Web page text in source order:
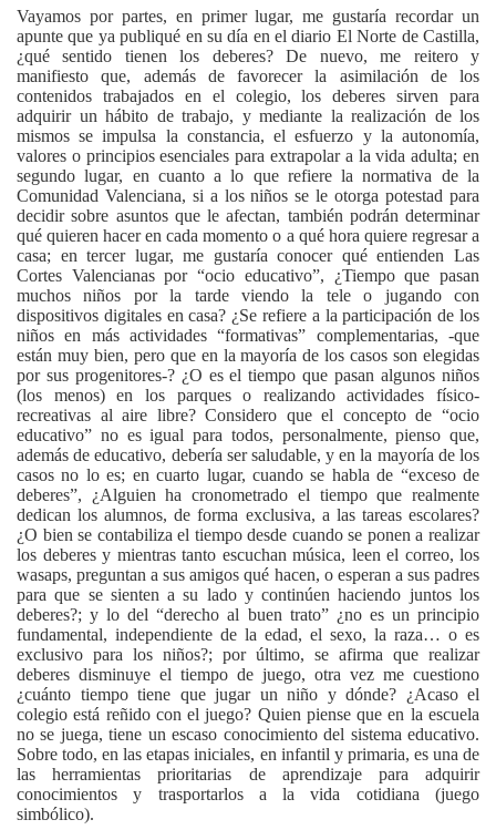
Vayamos por partes, en primer lugar, me gustaría recordar un
apunte que ya publiqué en su día en el diario El Norte de Castilla,
¿qué sentido tienen los deberes? De nuevo, me reitero y
manifiesto que, además de favorecer la asimilación de los
contenidos trabajados en el colegio, los deberes sirven para
adquirir un hábito de trabajo, y mediante la realización de los
mismos se impulsa la constancia, el esfuerzo y la autonomía,
valores o principios esenciales para extrapolar a la vida adulta; en
segundo lugar, en cuanto a lo que refiere la normativa de la
Comunidad Valenciana, si a los niños se le otorga potestad para
decidir sobre asuntos que le afectan, también podrán determinar
qué quieren hacer en cada momento o a qué hora quiere regresar a
casa; en tercer lugar, me gustaría conocer qué entienden Las
Cortes Valencianas por “ocio educativo”, ¿Tiempo que pasan
muchos niños por la tarde viendo la tele o jugando con
dispositivos digitales en casa? ¿Se refiere a la participación de los
niños en más actividades “formativas” complementarias, -que
están muy bien, pero que en la mayoría de los casos son elegidas
por sus progenitores-? ¿O es el tiempo que pasan algunos niños
(los menos) en los parques o realizando actividades físico-
recreativas al aire libre? Considero que el concepto de “ocio
educativo” no es igual para todos, personalmente, pienso que,
además de educativo, debería ser saludable, y en la mayoría de los
casos no lo es; en cuarto lugar, cuando se habla de “exceso de
deberes”, ¿Alguien ha cronometrado el tiempo que realmente
dedican los alumnos, de forma exclusiva, a las tareas escolares?
¿O bien se contabiliza el tiempo desde cuando se ponen a realizar
los deberes y mientras tanto escuchan música, leen el correo, los
wasaps, preguntan a sus amigos qué hacen, o esperan a sus padres
para que se sienten a su lado y continúen haciendo juntos los
deberes?; y lo del “derecho al buen trato” ¿no es un principio
fundamental, independiente de la edad, el sexo, la raza… o es
exclusivo para los niños?; por último, se afirma que realizar
deberes disminuye el tiempo de juego, otra vez me cuestiono
¿cuánto tiempo tiene que jugar un niño y dónde? ¿Acaso el
colegio está reñido con el juego? Quien piense que en la escuela
no se juega, tiene un escaso conocimiento del sistema educativo.
Sobre todo, en las etapas iniciales, en infantil y primaria, es una de
las herramientas prioritarias de aprendizaje para adquirir
conocimientos y trasportarlos a la vida cotidiana (juego
simbólico).